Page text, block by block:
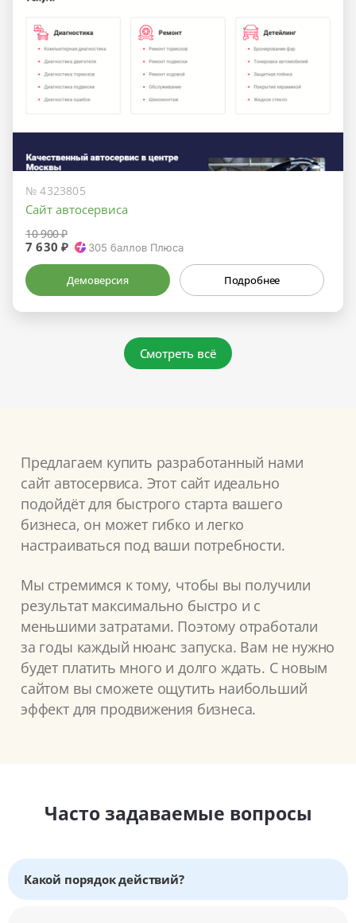
№ 4323805
Сайт автосервиса
10 900 ₽
7 630 ₽ 305 баллов Плюса
Демоверсия Подробнее
Смотреть всё
Предлагаем купить разработанный нами
сайт автосервиса. Этот сайт идеально
подойдёт для быстрого старта вашего
бизнеса, он может гибко и легко
настраиваться под ваши потребности.
Мы стремимся к тому, чтобы вы получили
результат максимально быстро и с
меньшими затратами. Поэтому отработали
за годы каждый нюанс запуска. Вам не нужно
будет платить много и долго ждать. С новым
сайтом вы сможете ощутить наибольший
эффект для продвижения бизнеса.
Часто задаваемые вопросы
Какой порядок действий?